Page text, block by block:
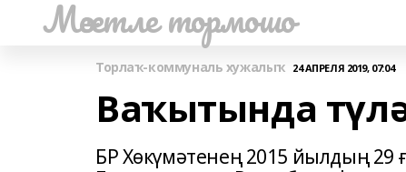
Мәсетле тормошо
Торлаҡ-коммуналь хужалыҡ 24 АПРЕЛЯ 2019, 07:04
Ваҡытында
БР Хөкүмәтенең 2015 йылдың 29